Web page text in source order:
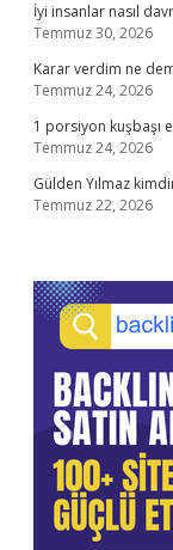
İyi insanlar nasıl
Temmuz 30, 2026
Karar verdim ne
Temmuz 24, 2026
1 porsiyon kuşbaşı
Temmuz 24, 2026
Gülden Yılmaz
Temmuz 22, 2026